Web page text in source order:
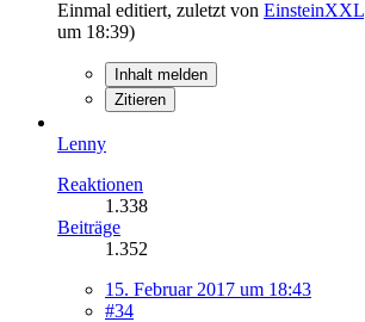
Einmal editiert, zuletzt von EinsteinXXL
um 18:39)
Inhalt melden
Zitieren
Lenny
Reaktionen
1.338
Beiträge
1.352
15. Februar 2017 um 18:43
#34